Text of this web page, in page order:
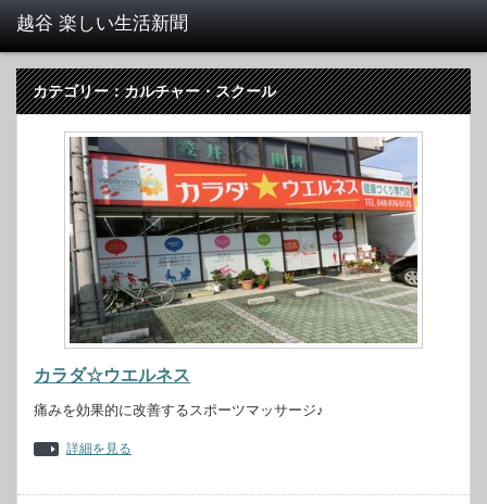
カテゴリー：カルチャー・スクール
カラダ☆ウエルネス
痛みを効果的に改善するスポーツマッサージ♪
詳細を見る